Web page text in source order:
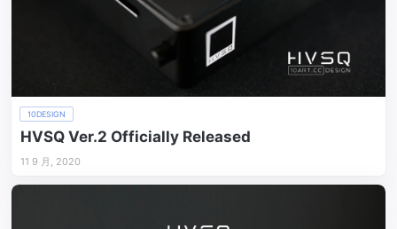
10DESIGN
HVSQ Ver.2 Officially Released
11 9 月, 2020